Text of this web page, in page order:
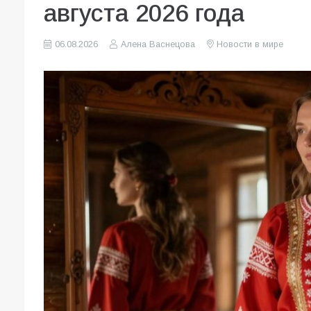
августа 2026 года
06.08.2026 Алена Васнецова Новости в мире